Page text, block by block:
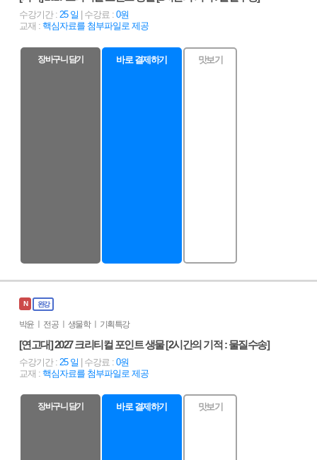
수강기간 : 25 일 | 수강료 : 0원
교재 : 핵심자료를 첨부파일로 제공
장바구니 담기 바로 결제하기 맛보기
N 완강
박윤 ㅣ 전공 ㅣ 생물학 ㅣ 기획특강
[연고대] 2027 크리티컬 포인트 생물 [2시간의 기적 : 물질수송]
수강기간 : 25 일 | 수강료 : 0원
교재 : 핵심자료를 첨부파일로 제공
장바구니 담기 바로 결제하기 맛보기